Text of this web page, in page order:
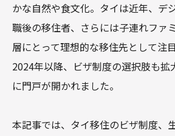
かな自然や食文化。タイは近年、デ
職後の移住者、さらには子連れファ
層にとって理想的な移住先として注
2024年以降、ビザ制度の選択肢も拡
に門戸が開かれました。
本記事では、タイ移住のビザ制度、